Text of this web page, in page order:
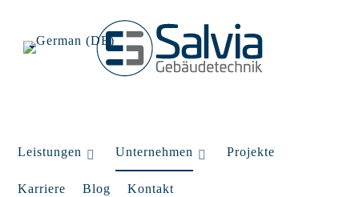
Leistungen Unternehmen Projekte
Karriere Blog Kontakt